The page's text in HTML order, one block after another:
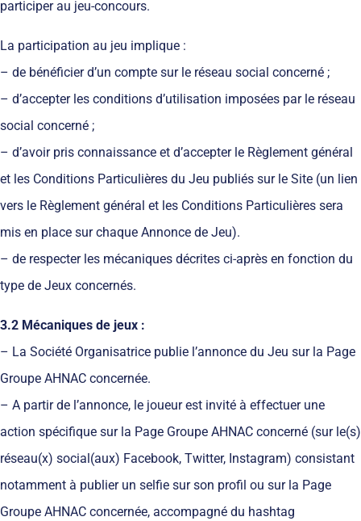
participer au jeu-concours.
La participation au jeu implique :
– de bénéficier d’un compte sur le réseau social concerné ;
– d’accepter les conditions d’utilisation imposées par le réseau
social concerné ;
– d’avoir pris connaissance et d’accepter le Règlement général
et les Conditions Particulières du Jeu publiés sur le Site (un lien
vers le Règlement général et les Conditions Particulières sera
mis en place sur chaque Annonce de Jeu).
– de respecter les mécaniques décrites ci-après en fonction du
type de Jeux concernés.
3.2 Mécaniques de jeux :
– La Société Organisatrice publie l’annonce du Jeu sur la Page
Groupe AHNAC concernée.
– A partir de l’annonce, le joueur est invité à effectuer une
action spécifique sur la Page Groupe AHNAC concerné (sur le(s)
réseau(x) social(aux) Facebook, Twitter, Instagram) consistant
notamment à publier un selfie sur son profil ou sur la Page
Groupe AHNAC concernée, accompagné du hashtag